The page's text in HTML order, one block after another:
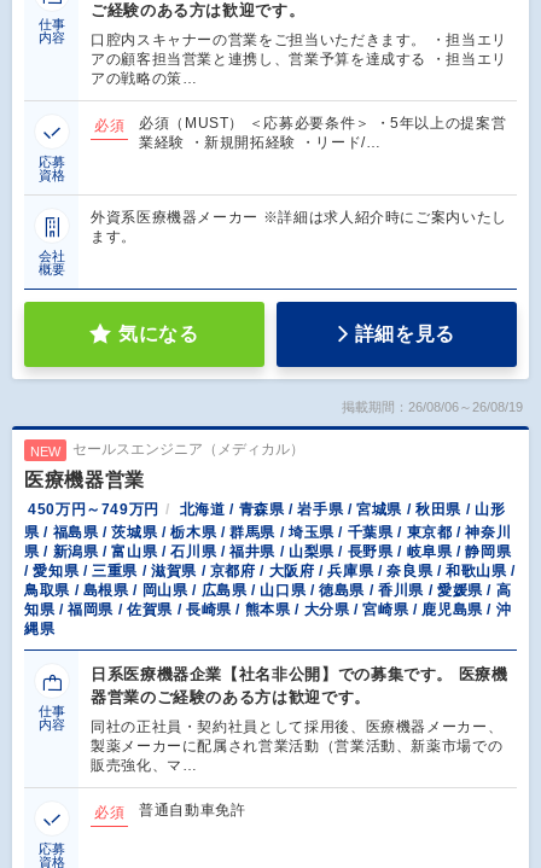
仕事
内容
ご経験のある方は歓迎です。
口腔内スキャナーの営業をご担当いただきます。 ・担当エリ
アの顧客担当営業と連携し、営業予算を達成する ・担当エリ
アの戦略の策…
応募
資格
必須
必須（MUST） ＜応募必要条件＞ ・5年以上の提案営
業経験 ・新規開拓経験 ・リード/…
会社
概要
外資系医療機器メーカー ※詳細は求人紹介時にご案内いたし
ます。
気になる 詳細を見る
掲載期間：26/08/06～26/08/19
NEW セールスエンジニア（メディカル）
医療機器営業
450万円～749万円
北海道 / 青森県 / 岩手県 / 宮城県 / 秋田県 / 山形
県 / 福島県 / 茨城県 / 栃木県 / 群馬県 / 埼玉県 / 千葉県 / 東京都 / 神奈川
県 / 新潟県 / 富山県 / 石川県 / 福井県 / 山梨県 / 長野県 / 岐阜県 / 静岡県
/ 愛知県 / 三重県 / 滋賀県 / 京都府 / 大阪府 / 兵庫県 / 奈良県 / 和歌山県 /
鳥取県 / 島根県 / 岡山県 / 広島県 / 山口県 / 徳島県 / 香川県 / 愛媛県 / 高
知県 / 福岡県 / 佐賀県 / 長崎県 / 熊本県 / 大分県 / 宮崎県 / 鹿児島県 / 沖
縄県
仕事
内容
日系医療機器企業【社名非公開】での募集です。 医療機
器営業のご経験のある方は歓迎です。
同社の正社員・契約社員として採用後、医療機器メーカー、
製薬メーカーに配属され営業活動（営業活動、新薬市場での
販売強化、マ…
応募
資格
必須 普通自動車免許